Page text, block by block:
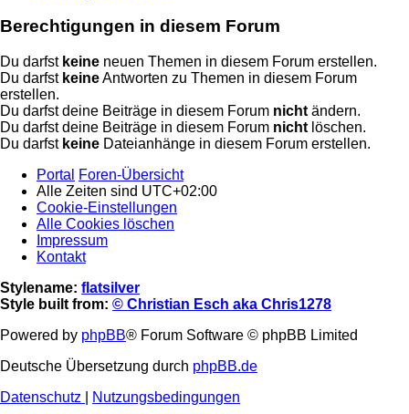
Berechtigungen in diesem Forum
Du darfst keine neuen Themen in diesem Forum erstellen.
Du darfst keineAntworten zu Themen in diesem Forum
erstellen.
Du darfst deine Beiträge in diesem Forum nicht ändern.
Du darfst deine Beiträge in diesem Forum nicht löschen.
Du darfst keine Dateianhänge in diesem Forum erstellen.
Portal
Foren-Übersicht
Alle Zeiten sind UTC+02:00
Cookie-Einstellungen
Alle Cookies löschen
Impressum
Kontakt
Stylename: flatsilver
Style built from: © Christian Esch aka Chris1278
Powered by phpBB® Forum Software © phpBB Limited
Deutsche Übersetzung durch phpBB.de
Datenschutz
Nutzungsbedingungen